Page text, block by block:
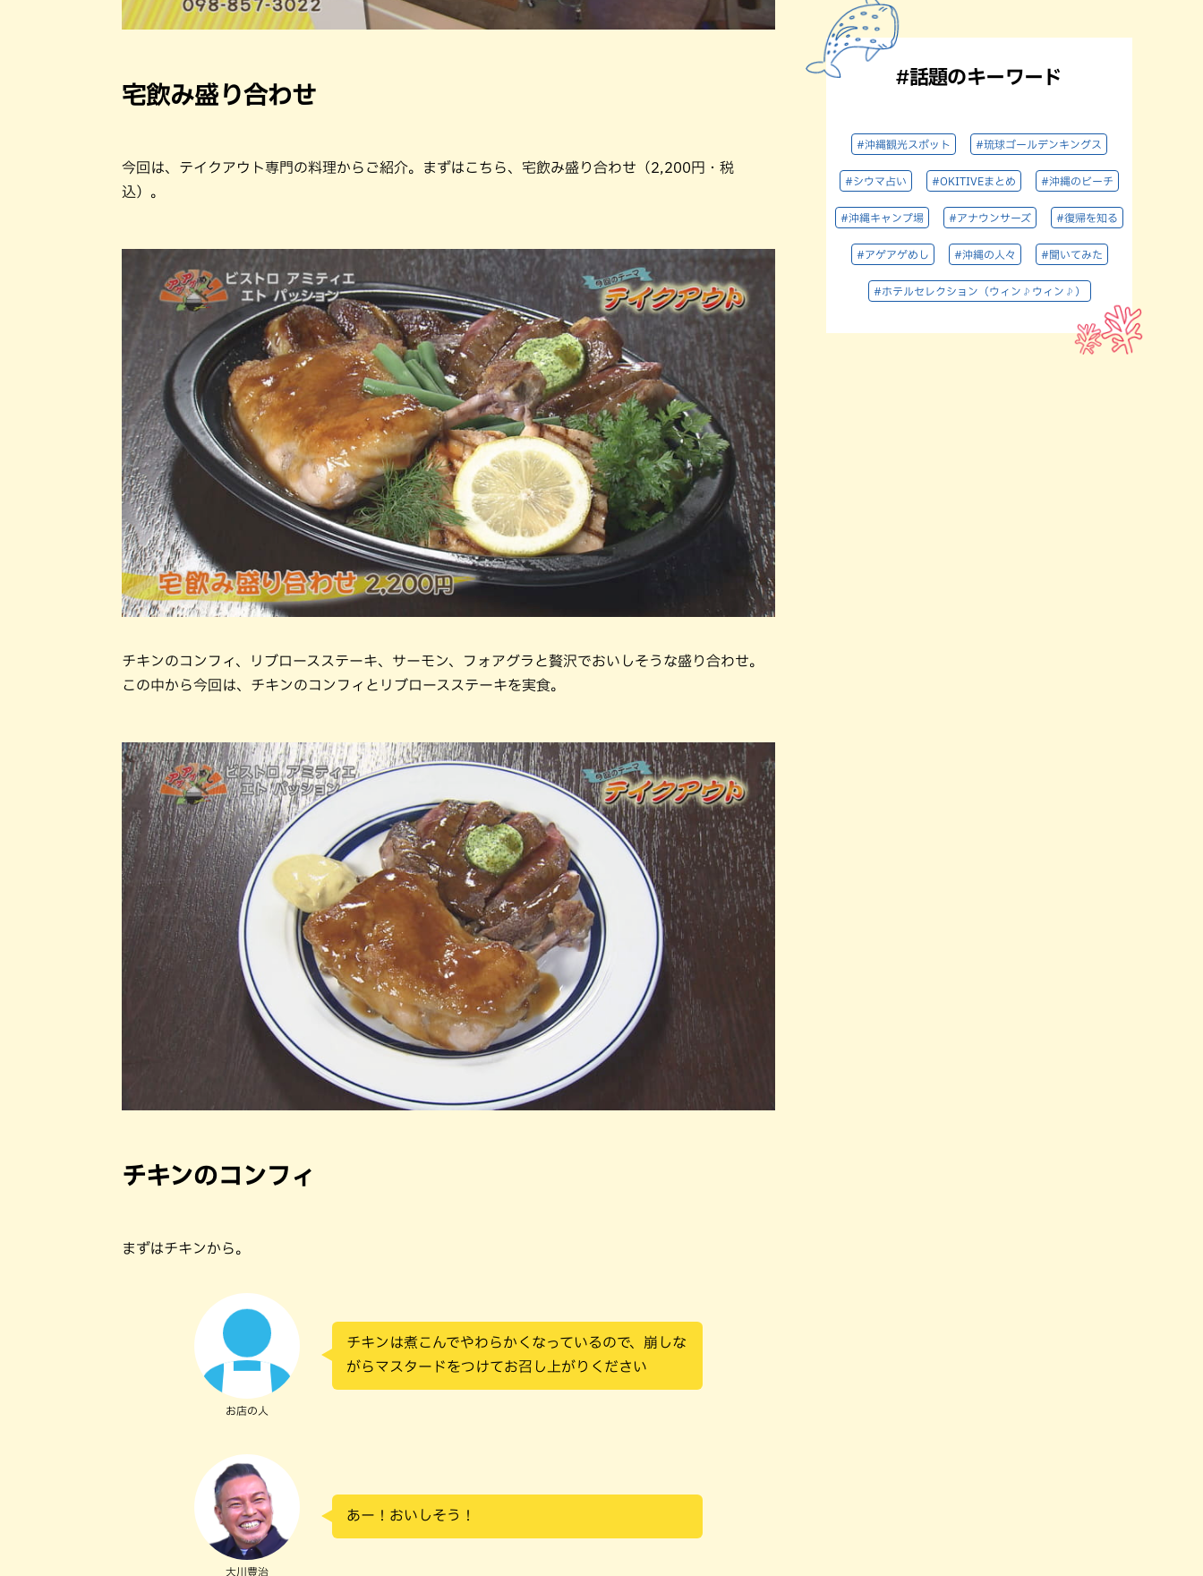
宅飲み盛り合わせ
今回は、テイクアウト専門の料理からご紹介。まずはこちら、宅飲み盛り合わせ（2,200円・税
込）。
チキンのコンフィ、リブロースステーキ、サーモン、フォアグラと贅沢でおいしそうな盛り合わせ。
この中から今回は、チキンのコンフィとリブロースステーキを実食。
チキンのコンフィ
まずはチキンから。
お店の人
チキンは煮こんでやわらかくなっているので、崩しな
がらマスタードをつけてお召し上がりください
大川豊治
あー！おいしそう！
#話題のキーワード
#沖縄観光スポット #琉球ゴールデンキングス
#シウマ占い #OKITIVEまとめ #沖縄のビーチ
#沖縄キャンプ場 #アナウンサーズ #復帰を知る
#アゲアゲめし #沖縄の人々 #聞いてみた
#ホテルセレクション（ウィン♪ウィン♪）